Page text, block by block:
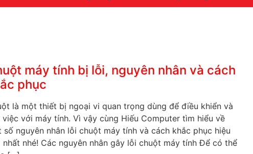
máy tính bị lỗi, nguyên nhân và cách
phục
là một thiết bị ngoại vi quan trọng dùng để điều khiển và
việc với máy tính. Vì vậy cùng Hiếu Computer tìm hiểu về
số nguyên nhân lỗi chuột máy tính và cách khắc phục hiệu
nhất nhé! Các nguyên nhân gây lỗi chuột máy tính Để có thể